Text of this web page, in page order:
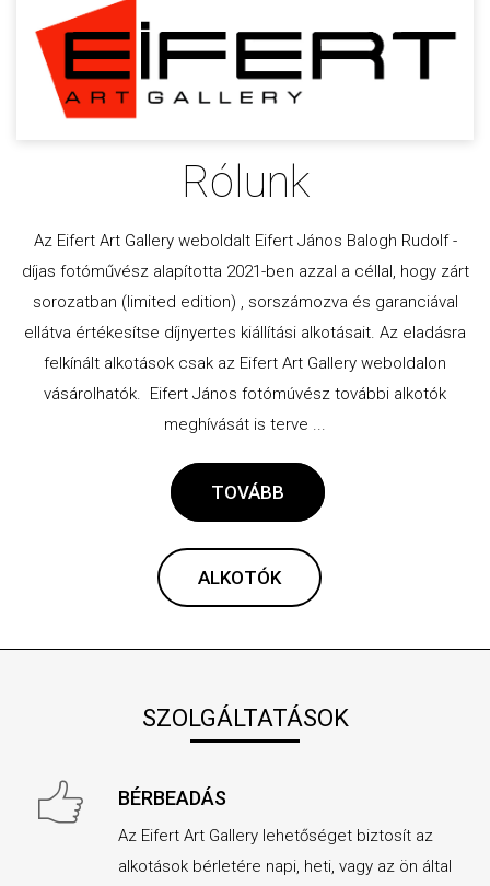
Rólunk
Az Eifert Art Gallery weboldalt Eifert János Balogh Rudolf -
díjas fotóművész alapította 2021-ben azzal a céllal, hogy zárt
sorozatban (limited edition) , sorszámozva és garanciával
ellátva értékesítse díjnyertes kiállítási alkotásait. Az eladásra
felkínált alkotások csak az Eifert Art Gallery weboldalon
vásárolhatók. Eifert János fotómúvész további alkotók
meghívását is terve ...
TOVÁBB
ALKOTÓK
SZOLGÁLTATÁSOK
BÉRBEADÁS
Az Eifert Art Gallery lehetőséget biztosít az
alkotások bérletére napi, heti, vagy az ön által